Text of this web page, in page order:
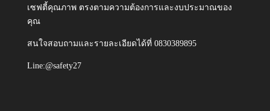
เซฟตี้คุณภาพ ตรงตามความต้องการและงบประมาณของ
คุณ
สนใจสอบถามและรายละเอียดได้ที่ 0830389895
Line:@safety27